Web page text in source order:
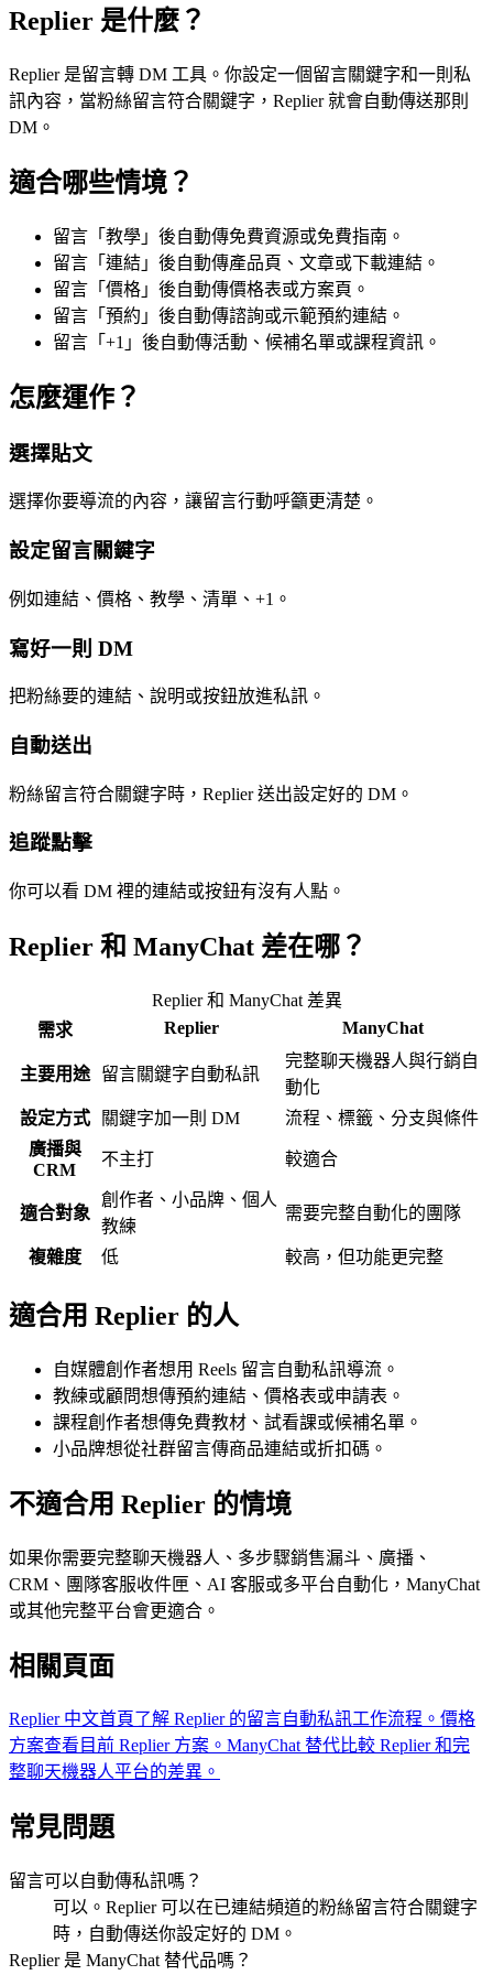
Replier 是什麼？
Replier 是留言轉 DM 工具。你設定一個留言關鍵字和一則私
訊內容，當粉絲留言符合關鍵字，Replier 就會自動傳送那則
DM。
適合哪些情境？
留言「教學」後自動傳免費資源或免費指南。
留言「連結」後自動傳產品頁、文章或下載連結。
留言「價格」後自動傳價格表或方案頁。
留言「預約」後自動傳諮詢或示範預約連結。
留言「+1」後自動傳活動、候補名單或課程資訊。
怎麼運作？
選擇貼文
選擇你要導流的內容，讓留言行動呼籲更清楚。
設定留言關鍵字
例如連結、價格、教學、清單、+1。
寫好一則 DM
把粉絲要的連結、說明或按鈕放進私訊。
自動送出
粉絲留言符合關鍵字時，Replier 送出設定好的 DM。
追蹤點擊
你可以看 DM 裡的連結或按鈕有沒有人點。
Replier 和 ManyChat 差在哪？
Replier 和 ManyChat 差異
需求
Replier ManyChat
主要用途 留言關鍵字自動私訊
完整聊天機器人與行銷自
動化
設定方式
關鍵字加一則 DM
流程、標籤、分支與條件
廣播與
CRM
不主打 較適合
適合對象
創作者、小品牌、個人
教練
需要完整自動化的團隊
複雜度 低 較高，但功能更完整
適合用 Replier 的人
自媒體創作者想用 Reels 留言自動私訊導流。
教練或顧問想傳預約連結、價格表或申請表。
課程創作者想傳免費教材、試看課或候補名單。
小品牌想從社群留言傳商品連結或折扣碼。
不適合用 Replier 的情境
如果你需要完整聊天機器人、多步驟銷售漏斗、廣播、
CRM、團隊客服收件匣、AI 客服或多平台自動化，ManyChat
或其他完整平台會更適合。
相關頁面
Replier 中文首頁了解 Replier 的留言自動私訊工作流程。 價格
方案查看目前 Replier 方案。 ManyChat 替代比較 Replier 和完
整聊天機器人平台的差異。
常見問題
留言可以自動傳私訊嗎？
可以。Replier 可以在已連結頻道的粉絲留言符合關鍵字
時，自動傳送你設定好的 DM。
Replier 是 ManyChat 替代品嗎？